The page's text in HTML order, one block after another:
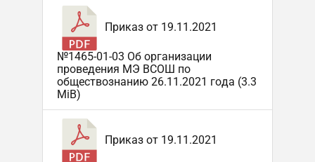
Приказ от 19.11.2021
№1465-01-03 Об организации
проведения МЭ ВСОШ по
обществознанию 26.11.2021 года (3.3
MiB)
Приказ от 19.11.2021